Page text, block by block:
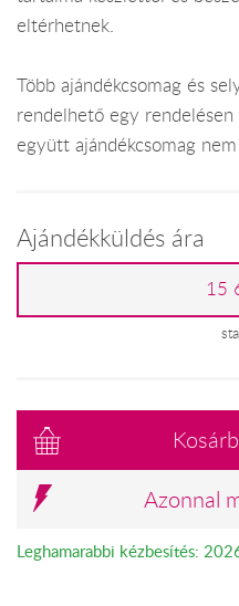
eltérhetnek.
Több ajándékcsomag és
rendelhető egy
együtt ajándékcsomag
Ajándékküldés ára
15
Azonnal
Leghamarabbi kézbesítés: